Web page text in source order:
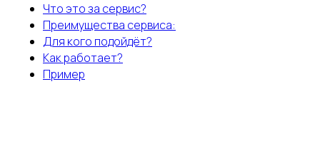
Что это за сервис?
Преимущества сервиса:
Для кого подойдёт?
Как работает?
Пример